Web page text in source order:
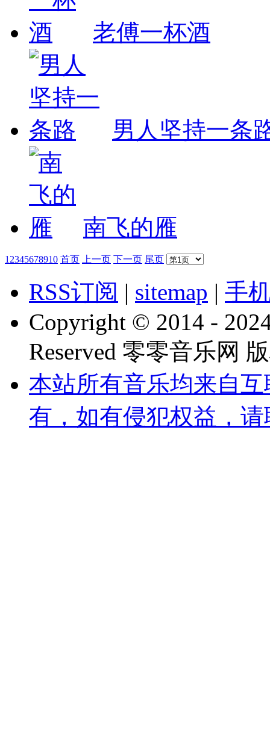
老傅一杯酒
男人坚持一条
南飞的雁
1 2345678910 首页 上一页 下一页 尾页
RSS订阅 | sitemap | 手
Copyright © 2014 -
Reserved 零零音乐网
本站所有音乐均来自
有，如有侵犯权益，